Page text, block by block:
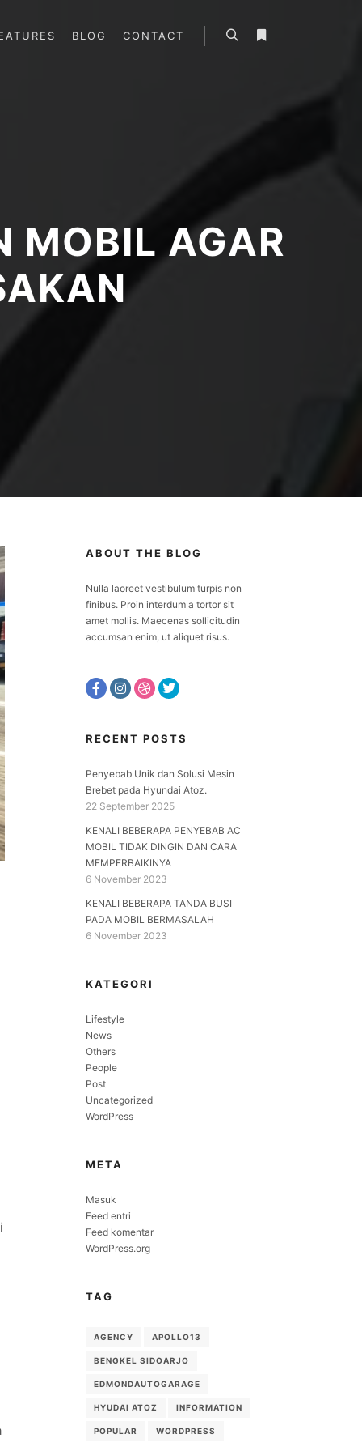
BLOG CONTACT
MOBIL AGAR
ABOUT THE BLOG
Nulla laoreet vestibulum turpis non
finibus. Proin interdum a tortor sit
amet mollis. Maecenas sollicitudin
accumsan enim, ut aliquet risus.
RECENT POSTS
Penyebab Unik dan Solusi Mesin
Brebet pada Hyundai Atoz.
22 September 2025
KENALI BEBERAPA PENYEBAB AC
MOBIL TIDAK DINGIN DAN CARA
MEMPERBAIKINYA
6 November 2023
KENALI BEBERAPA TANDA BUSI
PADA MOBIL BERMASALAH
6 November 2023
KATEGORI
Lifestyle
News
Others
People
Post
Uncategorized
WordPress
META
Masuk
Feed entri
Feed komentar
WordPress.org
TAG
AGENCY APOLLO13
BENGKEL SIDOARJO
EDMONDAUTOGARAGE
HYUDAI ATOZ INFORMATION
POPULAR WORDPRESS